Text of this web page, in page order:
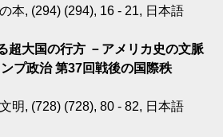
本, (294) (294), 16 - 21, 日本語
超大国の行方 －アメリカ史の文脈
プ政治 第37回戦後の国際秩
明, (728) (728), 80 - 82, 日本語